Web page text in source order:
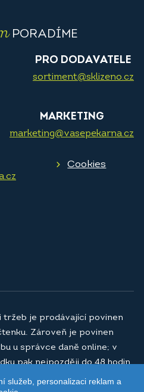
PORADÍME
PRO DODAVATELE
sortiment@sklizeno.cz
MARKETING
marketing@vasepekarna.cz
Cookies
pekárna a.s.
tržeb je prodávající povinen
Zároveň je povinen
u správce daně online; v
pak nejpozději do 48 hodin.
služeb, personalizaci reklam a